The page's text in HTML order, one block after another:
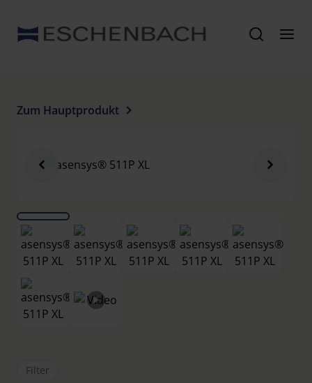
Zum Hauptprodukt
Filter